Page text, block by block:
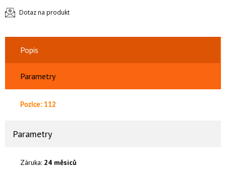
Dotaz na produkt
Popis
Parametry
Pozice: 112
Parametry
Záruka: 24 měsíců